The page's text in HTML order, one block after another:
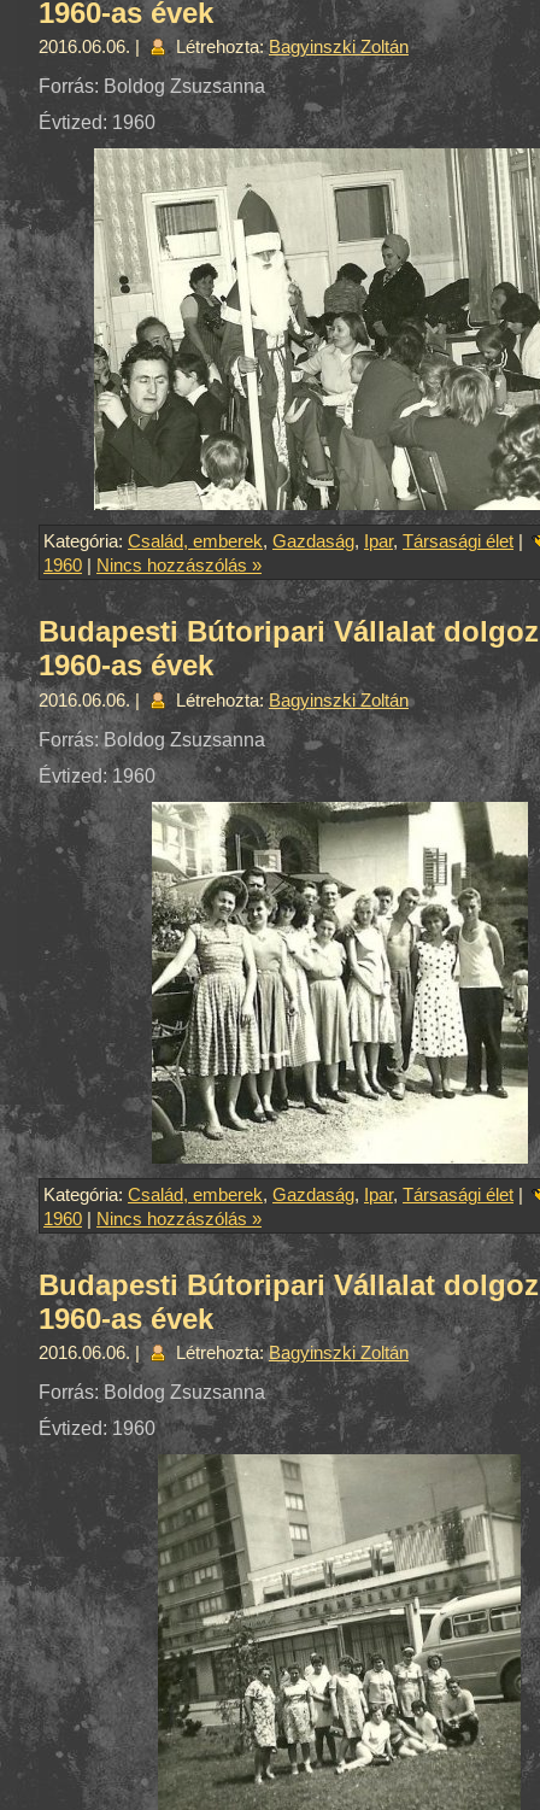
1960-as évek
2016.06.06. | Létrehozta:Bagyinszki Zoltán
Forrás: Boldog Zsuzsanna
Évtized: 1960
Kategória: Család, emberek, Gazdaság, Ipar, Társasági élet
1960
Nincs hozzászólás »
Budapesti Bútoripari Vállalat
1960-as évek
2016.06.06. | Létrehozta:Bagyinszki Zoltán
Forrás: Boldog Zsuzsanna
Évtized: 1960
Kategória: Család, emberek, Gazdaság, Ipar, Társasági élet |
1960
Nincs hozzászólás »
Budapesti Bútoripari Vállalat
1960-as évek
2016.06.06. | Létrehozta:Bagyinszki Zoltán
Forrás: Boldog Zsuzsanna
Évtized: 1960